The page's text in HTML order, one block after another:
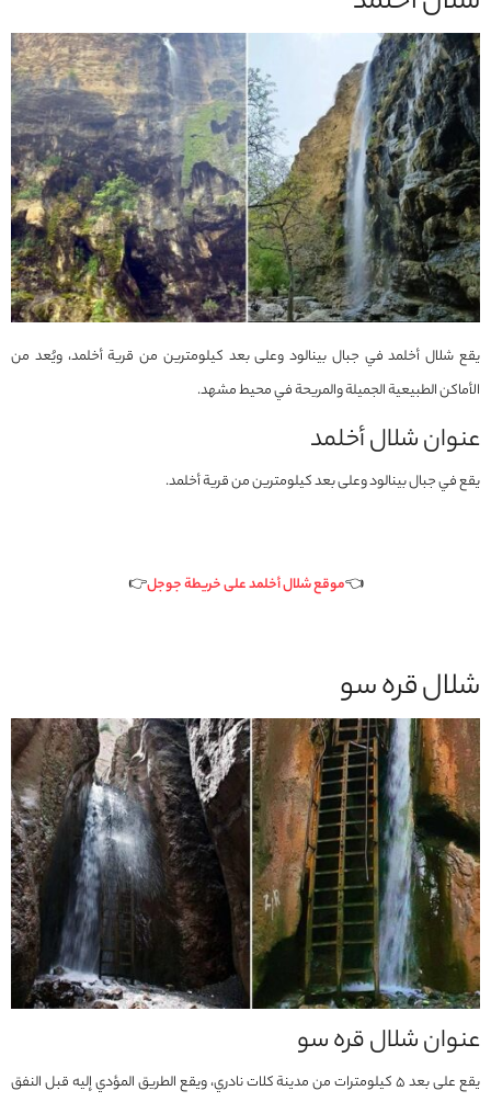
يقع شلال أخلمد في جبال بينالود وعلى بعد كيلومترين من قرية أخلمد، ويُعد من
الأماكن الطبيعية الجميلة والمريحة في محيط مشهد.
عنوان شلال أخلمد
يقع في جبال بينالود وعلى بعد كيلومترين من قرية أخلمد.
👈موقع شلال أخلمد على خريطة جوجل👉
شلال قره سو
عنوان شلال قره سو
يقع على بعد 5 كيلومترات من مدينة كلات نادري، ويقع الطريق المؤدي إليه قبل النفق